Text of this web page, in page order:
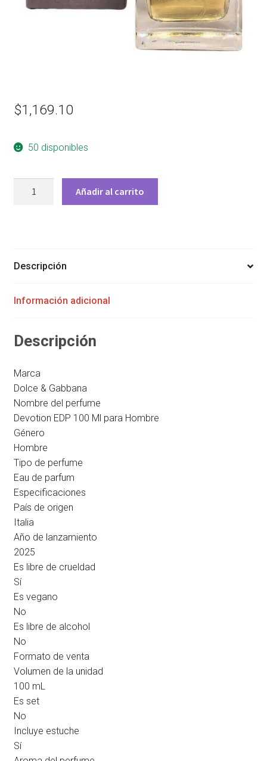
$1,169.10
50 disponibles
HOMBRE
Añadir al carrito
Descripción
Información adicional
Descripción
Marca
Dolce & Gabbana
Nombre del perfume
Devotion EDP 100 Ml para Hombre
Género
Hombre
Tipo de perfume
Eau de parfum
Especificaciones
País de origen
Italia
Año de lanzamiento
2025
Es libre de crueldad
Sí
Es vegano
No
Es libre de alcohol
No
Formato de venta
Volumen de la unidad
100 mL
Es set
No
Incluye estuche
Sí